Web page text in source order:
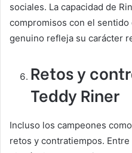
sociales. La capacidad de
compromisos con el
genuino refleja su carácter
Retos y
Teddy Riner
Incluso los campeones
retos y contratiempos.